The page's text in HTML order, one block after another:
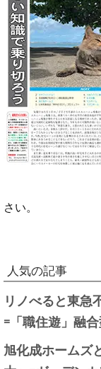
さい。
人気の記事
リノべると東急
=「職住遊」融
旭化成ホームズ